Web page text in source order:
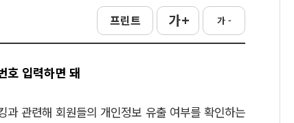
프린트 가 + 가 -
호 입력하면 돼
과 관련해 회원들의 개인정보 유출 여부를 확인하는